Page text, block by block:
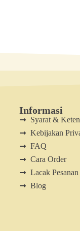
Informasi
Syarat &
Kebijakan
FAQ
Cara Order
Lacak Pesanan
Blog